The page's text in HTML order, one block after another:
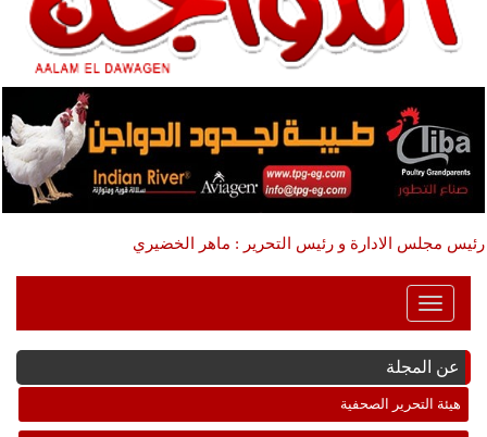
رئيس مجلس الادارة و رئيس التحرير : ماهر الخضيري
Toggle
Navigation
عن المجلة
هيئة التحرير الصحفية